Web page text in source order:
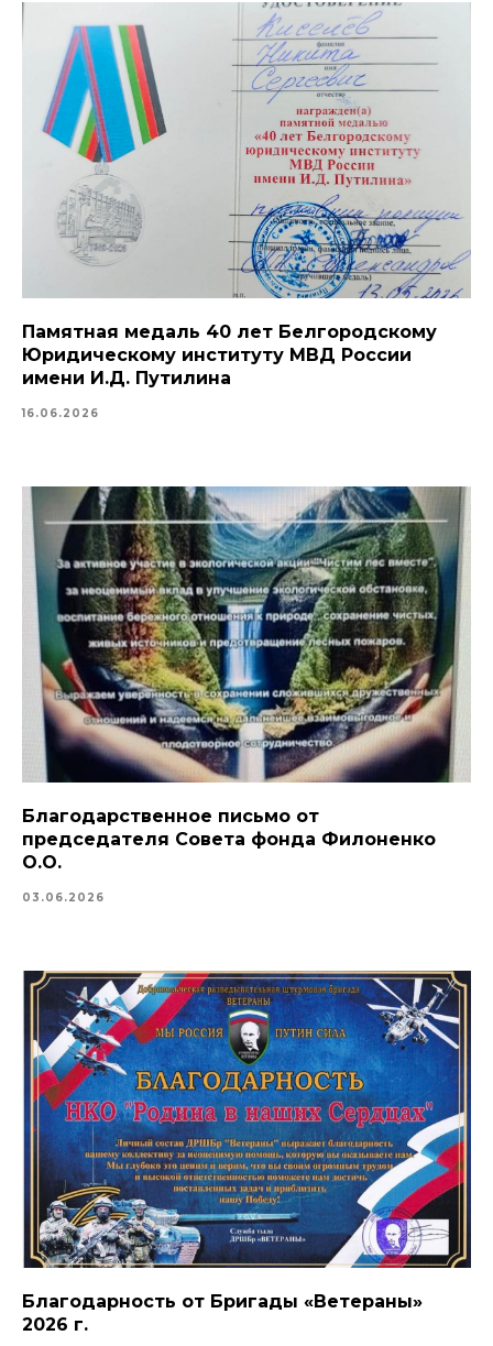
Памятная медаль 40 лет Белгородскому
Юридическому институту МВД России
имени И.Д. Путилина
16.06.2026
Благодарственное письмо от
председателя Совета фонда Филоненко
О.О.
03.06.2026
Благодарность от Бригады «Ветераны»
2026 г.